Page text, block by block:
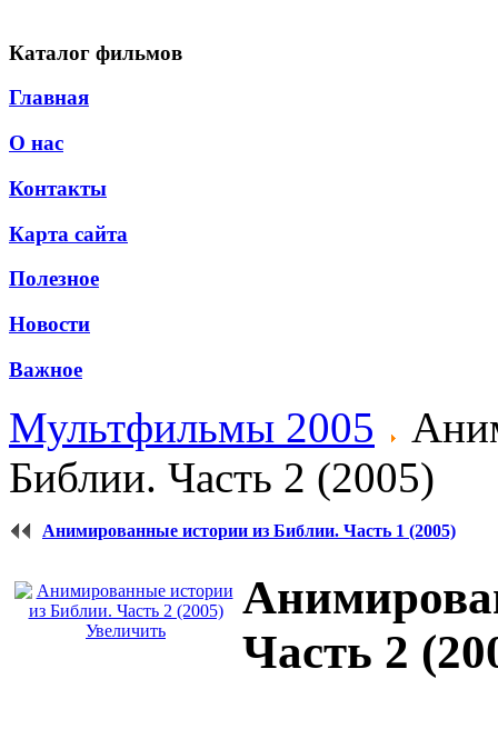
Каталог фильмов
Главная
О нас
Контакты
Карта сайта
Полезное
Новости
Важное
Мультфильмы 2005
Библии. Часть 2 (2005)
Анимированные истории из Библии. Часть 1 (2005)
Увеличить
Часть 2